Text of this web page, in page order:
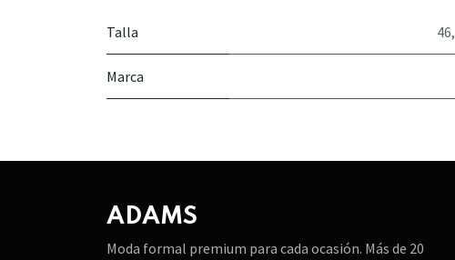
Talla 46,
Marca
ADAMS
Moda formal premium para cada ocasión. Más de 20